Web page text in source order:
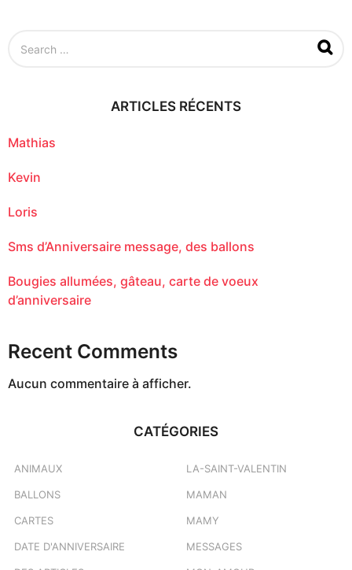
o
:
ARTICLES RÉCENTS
Mathias
Kevin
Loris
Sms d’Anniversaire message, des ballons
Bougies allumées, gâteau, carte de voeux
d’anniversaire
Recent Comments
Aucun commentaire à afficher.
CATÉGORIES
ANIMAUX
BALLONS
CARTES
DATE D'ANNIVERSAIRE
LA-SAINT-VALENTIN
MAMAN
MAMY
MESSAGES